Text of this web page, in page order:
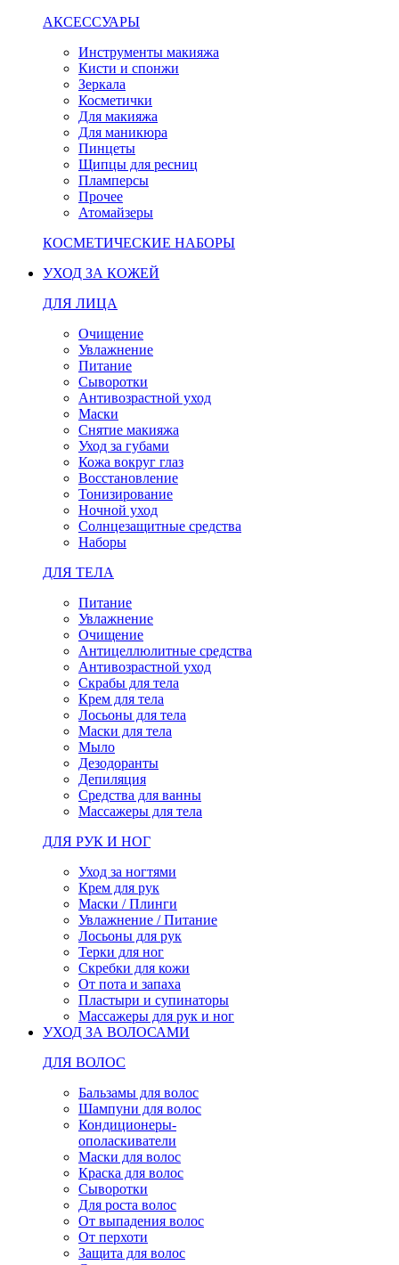
АКСЕССУАРЫ
Инструменты макияжа
Кисти и спонжи
Зеркала
Косметички
Для макияжа
Для маникюра
Пинцеты
Щипцы для ресниц
Пламперсы
Прочее
Атомайзеры
КОСМЕТИЧЕСКИЕ НАБОРЫ
УХОД ЗА КОЖЕЙ
ДЛЯ ЛИЦА
Очищение
Увлажнение
Питание
Сыворотки
Антивозрастной уход
Маски
Снятие макияжа
Уход за губами
Кожа вокруг глаз
Восстановление
Тонизирование
Ночной уход
Солнцезащитные средства
Наборы
ДЛЯ ТЕЛА
Питание
Увлажнение
Очищение
Антицеллюлитные средства
Антивозрастной уход
Скрабы для тела
Крем для тела
Лосьоны для тела
Маски для тела
Мыло
Дезодоранты
Депиляция
Средства для ванны
Массажеры для тела
ДЛЯ РУК И НОГ
Уход за ногтями
Крем для рук
Маски / Плинги
Увлажнение / Питание
Лосьоны для рук
Терки для ног
Скребки для кожи
От пота и запаха
Пластыри и супинаторы
Массажеры для рук и ног
УХОД ЗА ВОЛОСАМИ
ДЛЯ ВОЛОС
Бальзамы для волос
Шампуни для волос
Кондиционеры-
ополаскиватели
Маски для волос
Краска для волос
Сыворотки
Для роста волос
От выпадения волос
От перхоти
Защита для волос